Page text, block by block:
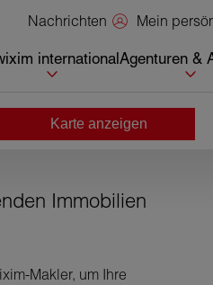
Nachrichten Mein
internationalAgenturen &
Karte anzeigen
Immobilien
Makler, um Ihre